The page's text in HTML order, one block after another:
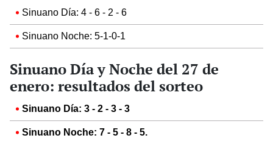
Sinuano Día: 4 - 6 - 2 - 6
Sinuano Noche: 5-1-0-1
Sinuano Día y Noche del 27 de
enero: resultados del sorteo
Sinuano Día: 3 - 2 - 3 - 3
Sinuano Noche: 7 - 5 - 8 - 5.